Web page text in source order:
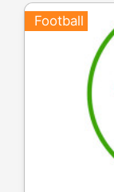
Football